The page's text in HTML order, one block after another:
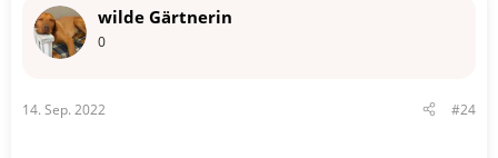
wilde Gärtnerin
0
14. Sep. 2022 #24